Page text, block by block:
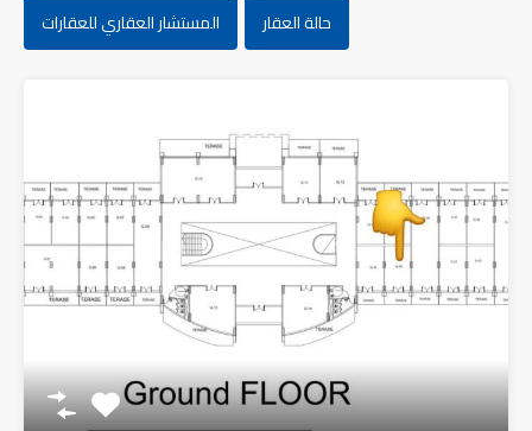
حالة العقار
المستشار العقاري للعقارات